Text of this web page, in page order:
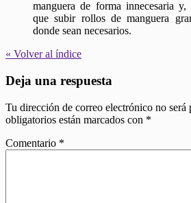
manguera de forma innecesaria
que subir rollos de manguera
donde sean necesarios.
« Volver al índice
Deja una respuesta
Tu dirección de correo electrónico no será
obligatorios están marcados con *
Comentario *